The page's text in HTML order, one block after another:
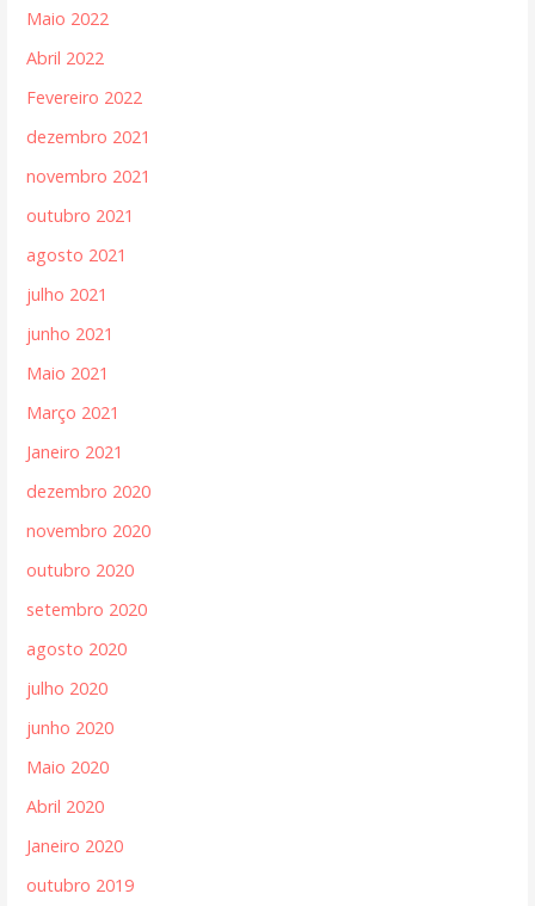
Maio 2022
Abril 2022
Fevereiro 2022
dezembro 2021
novembro 2021
outubro 2021
agosto 2021
julho 2021
junho 2021
Maio 2021
Março 2021
Janeiro 2021
dezembro 2020
novembro 2020
outubro 2020
setembro 2020
agosto 2020
julho 2020
junho 2020
Maio 2020
Abril 2020
Janeiro 2020
outubro 2019